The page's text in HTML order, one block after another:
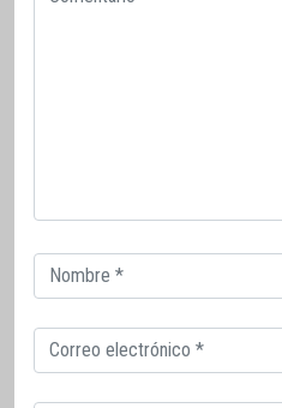
Correo
electrónico
Correo
electrónico